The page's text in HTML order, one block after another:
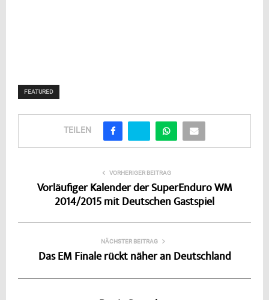
FEATURED
TEILEN
VORHERIGER BEITRAG
Vorläufiger Kalender der SuperEnduro WM
2014/2015 mit Deutschen Gastspiel
NÄCHSTER BEITRAG
Das EM Finale rückt näher an Deutschland